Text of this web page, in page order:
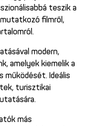
teszik a
filmről,
modern,
amelyek kiemelik a
Ideális
turisztikai
más